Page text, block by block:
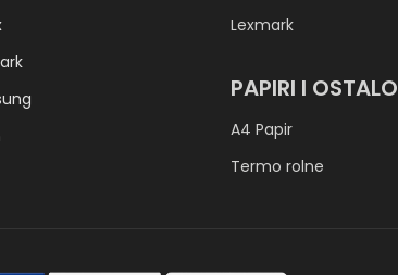
Lexmark
PAPIRI I OSTALO
A4 Papir
Termo rolne